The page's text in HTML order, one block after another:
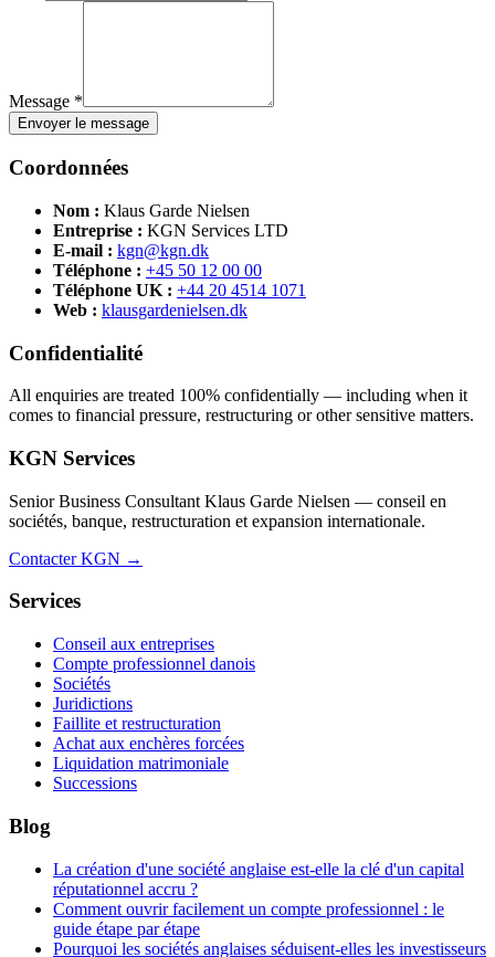
Message *
Envoyer le message
Coordonnées
Nom : Klaus Garde Nielsen
Entreprise : KGN Services LTD
E-mail : kgn@kgn.dk
Téléphone : +45 50 12 00 00
Téléphone UK : +44 20 4514 1071
Web : klausgardenielsen.dk
Confidentialité
All enquiries are treated 100% confidentially — including when it
comes to financial pressure, restructuring or other sensitive matters.
KGN Services
Senior Business Consultant Klaus Garde Nielsen — conseil en
sociétés, banque, restructuration et expansion internationale.
Contacter KGN →
Services
Conseil aux entreprises
Compte professionnel danois
Sociétés
Juridictions
Faillite et restructuration
Achat aux enchères forcées
Liquidation matrimoniale
Successions
Blog
La création d'une société anglaise est-elle la clé d'un capital
réputationnel accru ?
Comment ouvrir facilement un compte professionnel : le
guide étape par étape
Pourquoi les sociétés anglaises séduisent-elles les investisseurs